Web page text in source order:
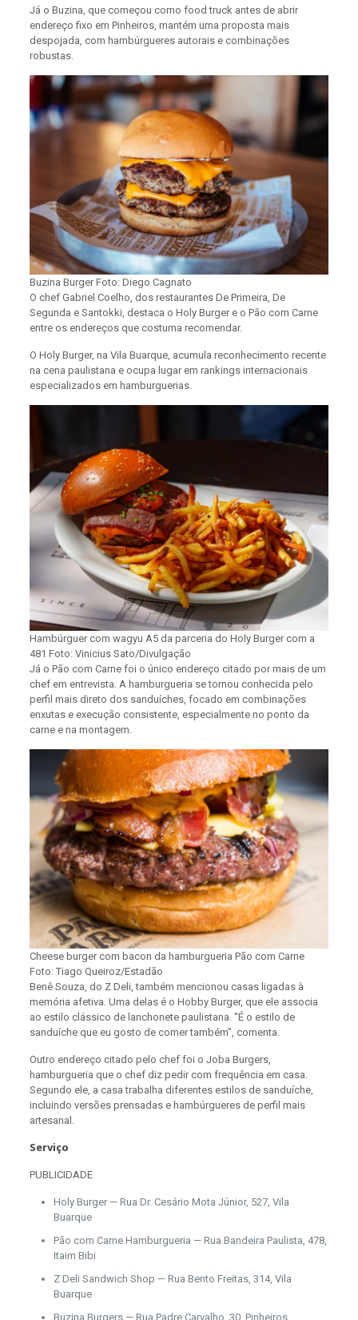
Já o Buzina, que começou como food truck antes de abrir
endereço fixo em Pinheiros, mantém uma proposta mais
despojada, com hambúrgueres autorais e combinações
robustas.
Buzina Burger Foto: Diego Cagnato
O chef Gabriel Coelho, dos restaurantes De Primeira, De
Segunda e Santokki, destaca o Holy Burger e o Pão com Carne
entre os endereços que costuma recomendar.
O Holy Burger, na Vila Buarque, acumula reconhecimento recente
na cena paulistana e ocupa lugar em rankings internacionais
especializados em hamburguerias.
Hambúrguer com wagyu A5 da parceria do Holy Burger com a
481 Foto: Vinicius Sato/Divulgação
Já o Pão com Carne foi o único endereço citado por mais de um
chef em entrevista. A hamburgueria se tornou conhecida pelo
perfil mais direto dos sanduíches, focado em combinações
enxutas e execução consistente, especialmente no ponto da
carne e na montagem.
Cheese burger com bacon da hamburgueria Pão com Carne
Foto: Tiago Queiroz/Estadão
Benê Souza, do Z Deli, também mencionou casas ligadas à
memória afetiva. Uma delas é o Hobby Burger, que ele associa
ao estilo clássico de lanchonete paulistana. “É o estilo de
sanduíche que eu gosto de comer também”, comenta.
Outro endereço citado pelo chef foi o Joba Burgers,
hamburgueria que o chef diz pedir com frequência em casa.
Segundo ele, a casa trabalha diferentes estilos de sanduíche,
incluindo versões prensadas e hambúrgueres de perfil mais
artesanal.
Serviço
PUBLICIDADE
Holy Burger — Rua Dr. Cesário Mota Júnior, 527, Vila
Buarque
Pão com Carne Hamburgueria — Rua Bandeira Paulista, 478,
Itaim Bibi
Z Deli Sandwich Shop — Rua Bento Freitas, 314, Vila
Buarque
Buzina Burgers — Rua Padre Carvalho, 30, Pinheiros